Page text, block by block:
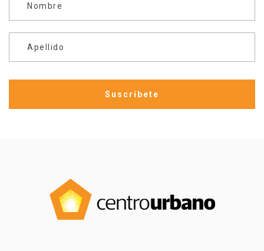
Nombre
Apellido